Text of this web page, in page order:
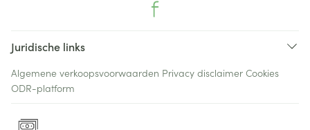
Juridische links
Algemene verkoopsvoorwaarden Privacy disclaimer Cookies
ODR-platform